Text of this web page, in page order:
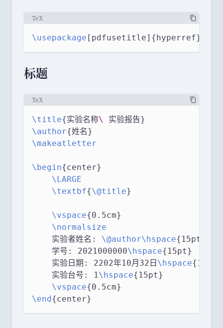
TeX
\usepackage [pdfusetitle]{hyperref}
标题
TeX
\title{实验名称\ 实验报告}
\author{姓名}
\makeatletter
\begin{center}
\LARGE
\textbf{\@title}
\vspace{0.5cm}
\normalsize
    实验者姓名:
\@author\hspace{15pt}
    学号: 2021000000
\hspace{15pt}
    实验日期: 2202年10月32日
\hspace{15pt}
    实验台号: 1
\hspace{15pt}
\vspace{0.5cm}
\end{center}